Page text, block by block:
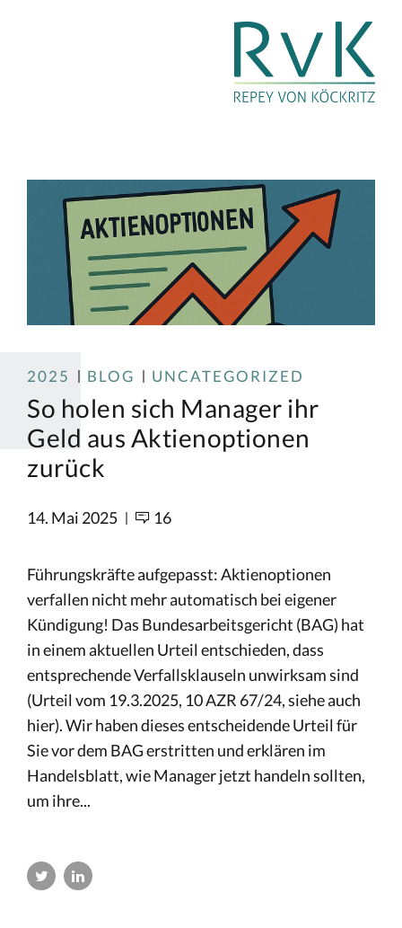
2025 BLOG UNCATEGORIZED
So holen sich Manager ihr
Geld aus Aktienoptionen
zurück
14. Mai 2025 16
Führungskräfte aufgepasst: Aktienoptionen
verfallen nicht mehr automatisch bei eigener
Kündigung! Das Bundesarbeitsgericht (BAG) hat
in einem aktuellen Urteil entschieden, dass
entsprechende Verfallsklauseln unwirksam sind
(Urteil vom 19.3.2025, 10 AZR 67/24, siehe auch
hier). Wir haben dieses entscheidende Urteil für
Sie vor dem BAG erstritten und erklären im
Handelsblatt, wie Manager jetzt handeln sollten,
um ihre...